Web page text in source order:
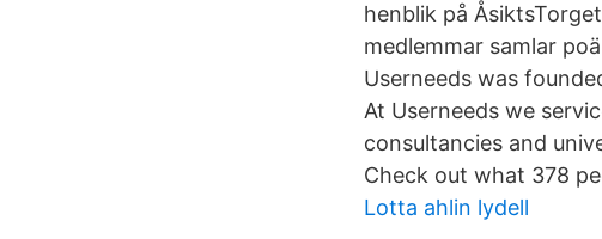
henblik på
medlemmar samlar
Userneeds was
At Userneeds we
consultancies and
Check out what 378
Lotta ahlin lydell